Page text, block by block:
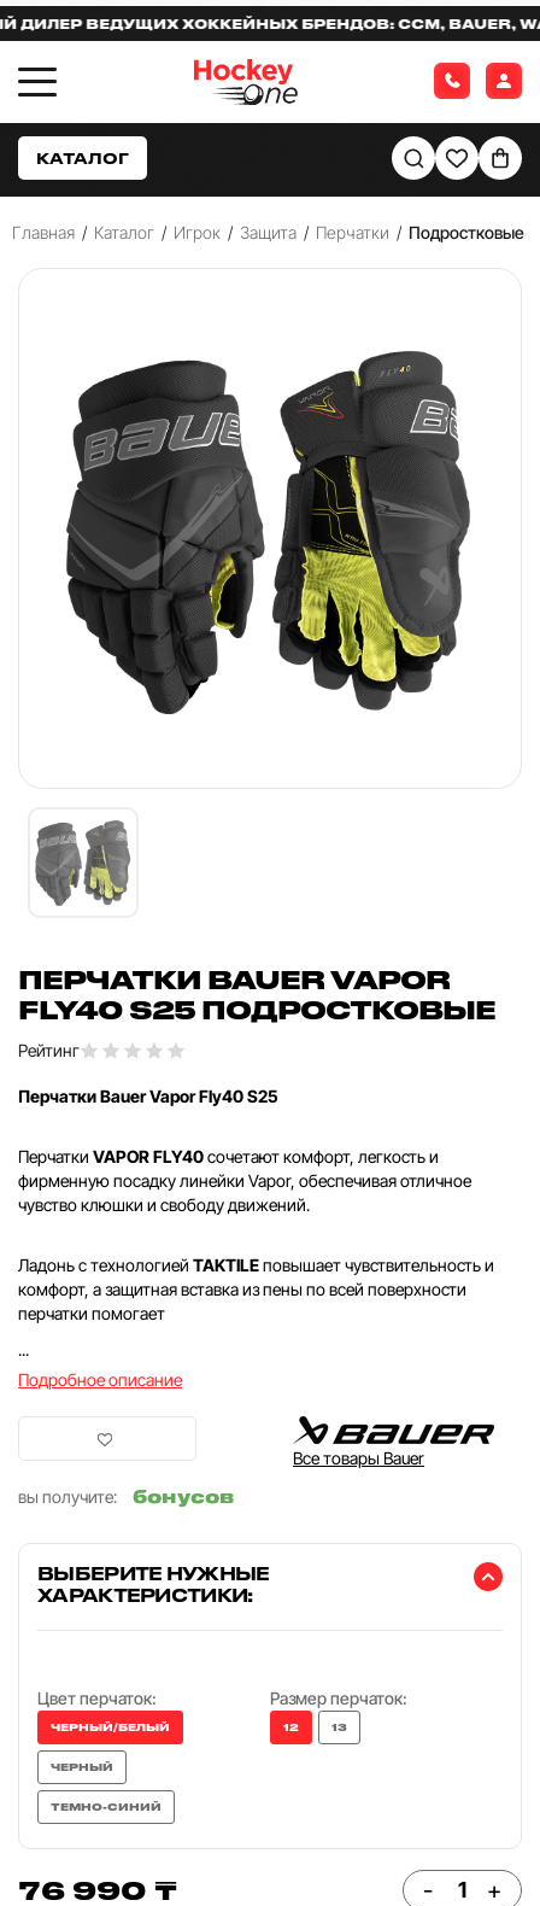
ВЕДУЩИХ ХОККЕЙНЫХ БРЕНДОВ: CCM, BAUER,
КАТАЛОГ
Главная / Каталог / Игрок / Защита / Перчатки / Подростковые
ПЕРЧАТКИ BAUER VAPOR
FLY40 S25 ПОДРОСТКОВЫЕ
Рейтинг
Перчатки Bauer Vapor Fly40 S25
Перчатки VAPOR FLY40сочетают комфорт, легкость и
фирменную посадку линейки Vapor, обеспечивая отличное
чувство клюшки и свободу движений.
Ладонь с технологией TAKTILEповышает чувствительность и
комфорт, а защитная вставка из пены по всей поверхности
перчатки помогает
...
Подробное описание
Все товары Bauer
вы получите:
бонусов
ВЫБЕРИТЕ НУЖНЫЕ
ХАРАКТЕРИСТИКИ:
Цвет перчаток:
ЧЕРНЫЙ/БЕЛЫЙ
ЧЕРНЫЙ
ТЕМНО-СИНИЙ
Размер перчаток:
12 13
76 990 ₸ - +